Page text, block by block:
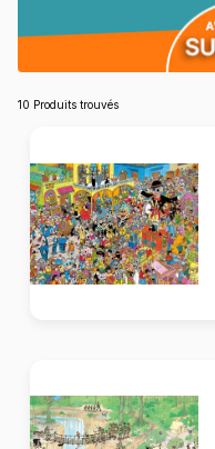
10 Produits trouvés